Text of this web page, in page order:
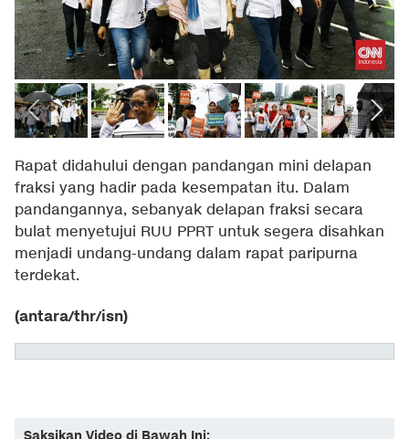
Rapat didahului dengan pandangan mini delapan
fraksi yang hadir pada kesempatan itu. Dalam
pandangannya, sebanyak delapan fraksi secara
bulat menyetujui RUU PPRT untuk segera disahkan
menjadi undang-undang dalam rapat paripurna
terdekat.
(antara/thr/isn)
Saksikan Video di Bawah Ini: